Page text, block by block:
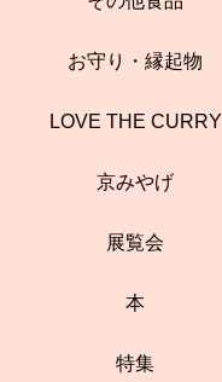
お守り・縁起物
LOVE THE CURRY
京みやげ
展覧会
本
特集